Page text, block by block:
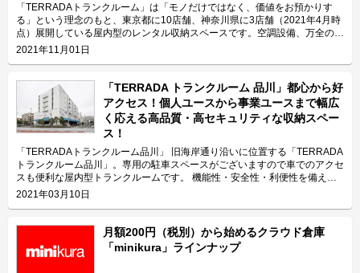
「TERRADAトランクルーム」は「モノだけではなく、価値をお預かりす
る」という理念のもと、東京都に10店舗、神奈川県に3店舗（2021年4月時
点）展開している屋内型のレンタル収納スペースです。空調設備、万全のセ
キュリティを備え、幅広い部屋タイプをご用意しております。 TERRADA
トランクルームの特長 信頼のおける保管環境 充実した空調設備で温湿度管
収納スペースを常時快適な空間に保ちます。 WEB完結型 申込から初回精算
までTERRADAトランクルームサイト内で完結。敷金・礼金・鍵代・事務手
数料に加え初月利用料無料。簡単に手続きできます。 万全のセキュリティ
機械警備・入退館システム・セキュリティゲートで守られた完全プライベー
ト空間。随時巡回点検を実施、安全な環境のもと、安心してご利用できま
す。 利便性 屋内型のため雨にぬれずに搬入可能。大型車両も駐車可能な駐
車スペース、倉庫会社ならではの大型エレベータもあります（一部店舗の
み） ※TERRADAトランクルームのトランクルームを探す
2021年11月01日
「TERRADA トランクルーム 品川」都心から好
アクセス！個人ユースから事業ユースまで幅広
く応える高品質・高セキュリティな収納スペー
ス！
「TERRADAトランクルーム品川」 旧海岸通り沿いに位置する「TERRADA
トランクルーム品川」。専用の駐車スペースがございますので車でのアクセ
スも便利な屋内型トランクルームです。 機能性・安全性・利便性を備えた
「TERRADAトランクルーム」を運営するのは、寺田倉庫株式会社です。
2021年2月現在、東京都に10店舗、神奈川県に3店舗を展開しております。
ます。 「TERRADAトランクルーム品川」の特長を教えてください。
「TERRADAトランクルーム品川」は2020年7月にオープンしたばかりの新
しいトランクルームです。本格的な倉庫をトランクルームにしており、広い
2021年03月10日
月額200円（税別）から始めるクラウド倉庫
「minikura」ラインナップ